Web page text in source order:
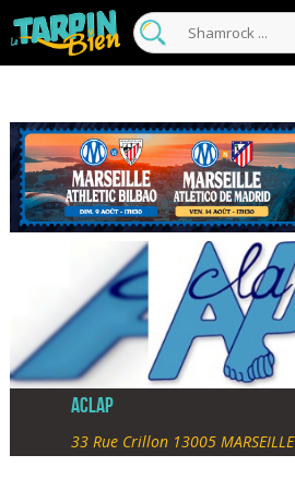
ACLAP
33 Rue Crillon 13005 MARSEILLE